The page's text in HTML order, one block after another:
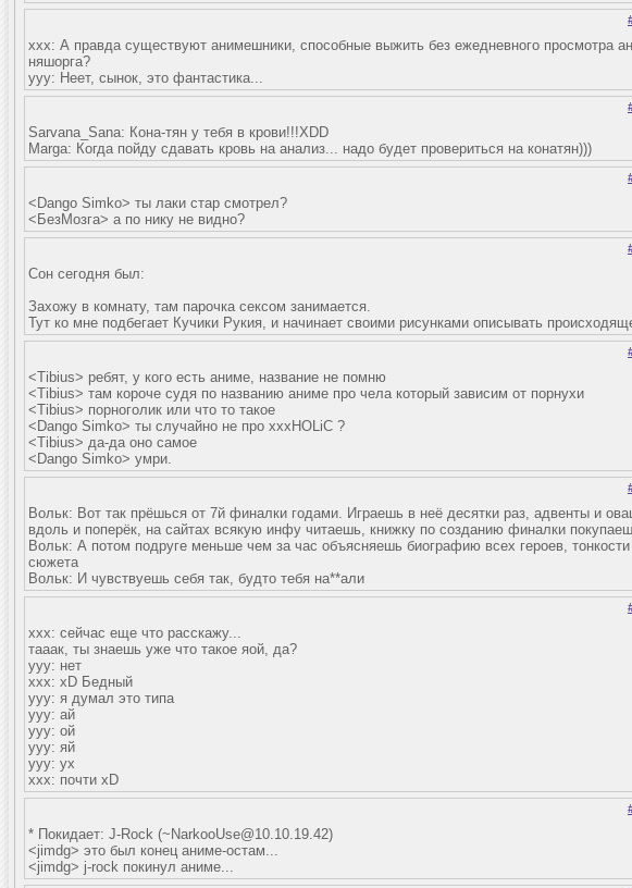
xxx: А правда существуют анимешники, способные выжить без ежедневного просмотра
няшорга?
yyy: Неет, сынок, это фантастика...
Sarvana_Sana: Кона-тян у тебя в крови!!!XDD
Marga: Когда пойду сдавать кровь на анализ... надо будет провериться на конатян)))
<Dango Simko> ты лаки стар смотрел?
<БезМозга> а по нику не видно?
Сон сегодня был:
Захожу в комнату, там парочка сексом занимается.
Тут ко мне подбегает Кучики Рукия, и начинает своими рисунками описывать
<Tibius> ребят, у кого есть аниме, название не помню
<Tibius> там короче судя по названию аниме про чела который зависим от порнухи
<Tibius> порноголик или что то такое
<Dango Simko> ты случайно не про xxxHOLiC ?
<Tibius> да-да оно самое
<Dango Simko> умри.
Вольк: Вот так прёшься от 7й финалки годами. Играешь в неё десятки раз, адвенты и
вдоль и поперёк, на сайтах всякую инфу читаешь, книжку по созданию финалки
Вольк: А потом подруге меньше чем за час объясняешь биографию всех героев,
сюжета
Вольк: И чувствуешь себя так, будто тебя на**али
xxx: сейчас еще что расскажу...
тааак, ты знаешь уже что такое яой, да?
yyy: нет
xxx: xD Бедный
yyy: я думал это типа
yyy: ай
yyy: ой
yyy: яй
yyy: ух
xxx: почти xD
* Покидает: J-Rock (~NarkooUse@10.10.19.42)
<jimdg> это был конец аниме-остам...
<jimdg> j-rock покинул аниме...